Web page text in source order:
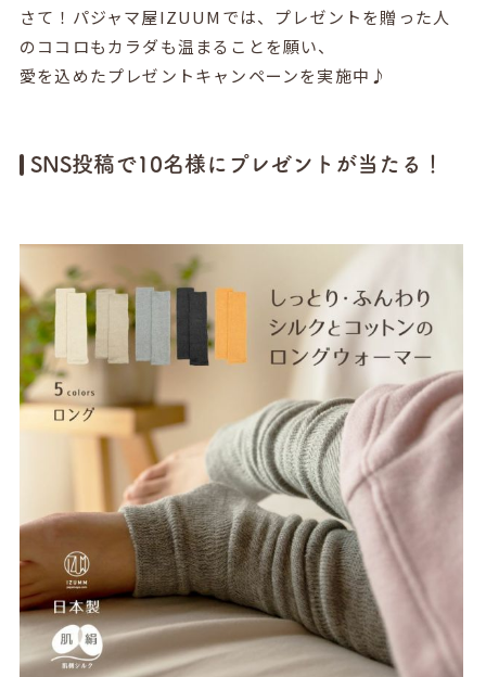
さて！パジャマ屋IZUUMでは、プレゼントを贈った人
のココロもカラダも温まることを願い、
愛を込めたプレゼントキャンペーンを実施中♪
SNS投稿で10名様にプレゼントが当たる！